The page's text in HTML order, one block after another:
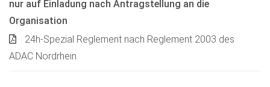
nur auf Einladung nach Antragstellung an die
Organisation
24h-Spezial Reglement nach Reglement 2003 des
ADAC Nordrhein